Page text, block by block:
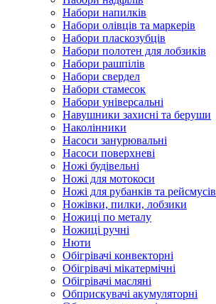
Набори напилків
Набори олівців та маркерів
Набори пласкозубців
Набори полотен для лобзиків
Набори рашпілів
Набори свердел
Набори стамесок
Набори універсальні
Навушники захисні та беруши
Наколінники
Насоси занурювальні
Насоси поверхневі
Ножі будівельні
Ножі для мотокоси
Ножі для рубанків та рейсмусів
Ножівки, пилки, лобзики
Ножиці по металу
Ножиці ручні
Нюти
Обігрівачі конвекторні
Обігрівачі мікатермічні
Обігрівачі масляні
Обприскувачі акумуляторні